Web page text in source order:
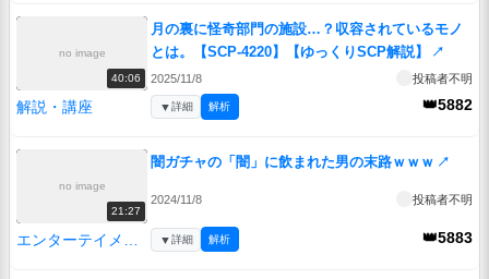
no image
40:06
月の裏に怪奇部門の施設…？収容されているモノ
とは。【SCP-4220】【ゆっくりSCP解説】
↗
2025/11/8 投稿者不明
解説・講座 👑5882
▼詳細 解析
no image
21:27
闇ガチャの「闇」に飲まれた男の末路ｗｗｗ ↗
2024/11/8 投稿者不明
👑5883
▼詳細 解析